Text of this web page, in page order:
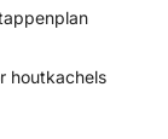
houtkachels